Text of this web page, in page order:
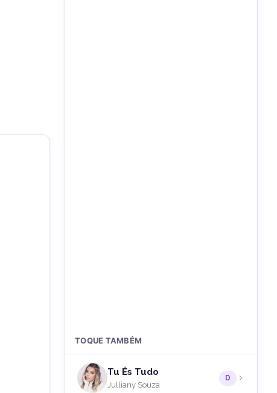
TOQUE TAMBÉM
Tu És Tudo
Julliany Souza
D